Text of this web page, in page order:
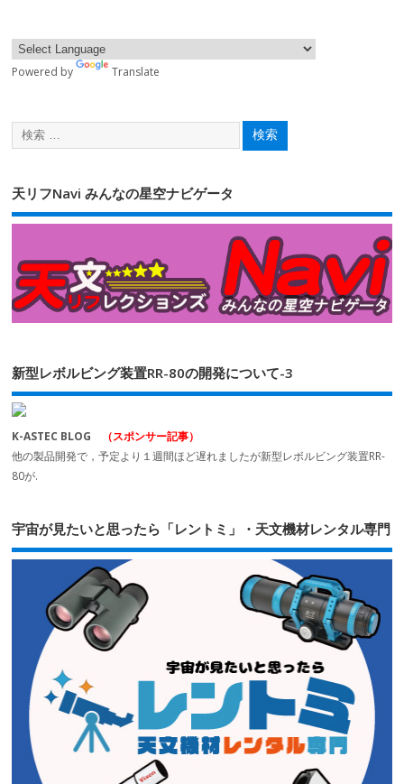
Powered by Translate
天リフNavi みんなの星空ナビゲータ
新型レボルビング装置RR-80の開発について-3
K-ASTEC BLOG
（スポンサー記事）
他の製品開発で，予定より１週間ほど遅れましたが新型レボルビング装置RR-
80が.
宇宙が見たいと思ったら「レントミ」・天文機材レンタル専門